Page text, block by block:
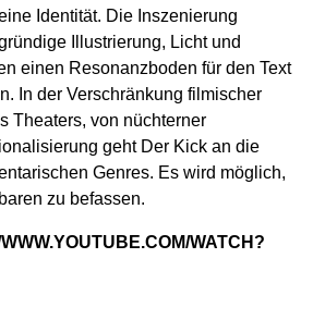
Identität. Die Inszenierung
Illustrierung, Licht und
einen Resonanzboden für den Text
In der Verschränkung filmischer
Theaters, von nüchterner
geht Der Kick an die
Genres. Es wird möglich,
zu befassen.
WATCH?